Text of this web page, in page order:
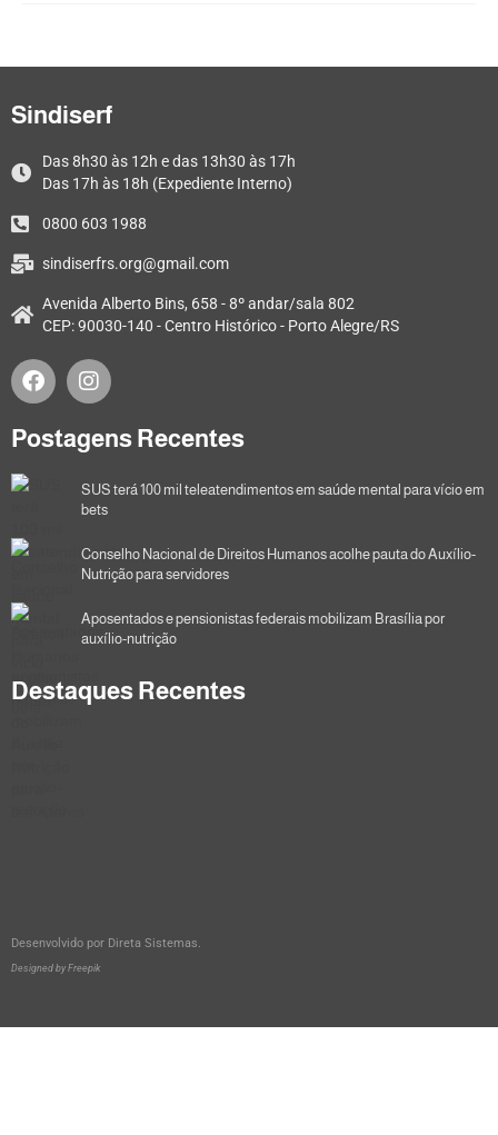
Sindiserf
Das 8h30 às 12h e das 13h30 às 17h
Das 17h às 18h (Expediente Interno)
0800 603 1988
sindiserfrs.org@gmail.com
Avenida Alberto Bins, 658 - 8º andar/sala 802
CEP: 90030-140 - Centro Histórico - Porto Alegre/RS
Postagens Recentes
SUS terá 100 mil teleatendimentos em saúde mental para vício em
bets
Conselho Nacional de Direitos Humanos acolhe pauta do Auxílio-
Nutrição para servidores
Aposentados e pensionistas federais mobilizam Brasília por
auxílio-nutrição
Destaques Recentes
Desenvolvido por Direta Sistemas
Designed by Freepik